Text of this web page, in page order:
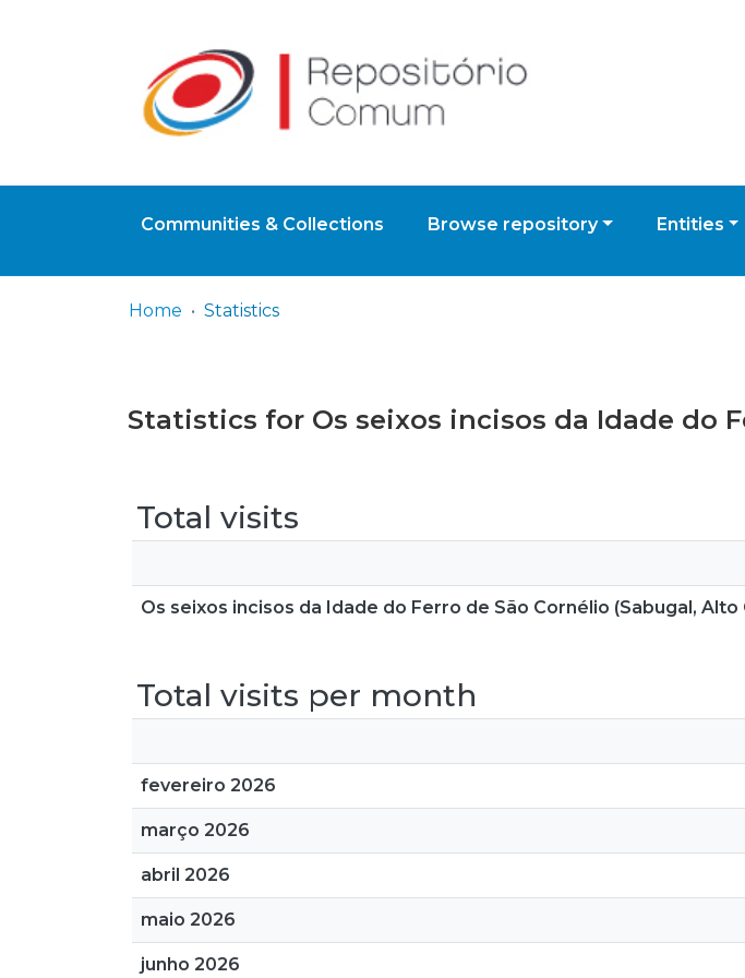
Communities & Collections Browse repository Entities
Home Statistics
Statistics for Os seixos incisos da Idade do
Total visits
Os seixos incisos da Idade do Ferro de São Cornélio (Sabugal, Alto
Total visits per month
fevereiro 2026
março 2026
abril 2026
maio 2026
junho 2026